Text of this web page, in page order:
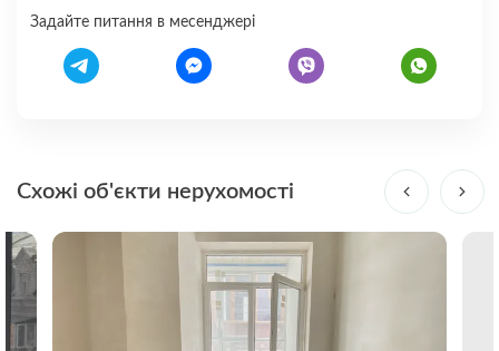
Задайте питання в месенджері
Схожі об'єкти нерухомості